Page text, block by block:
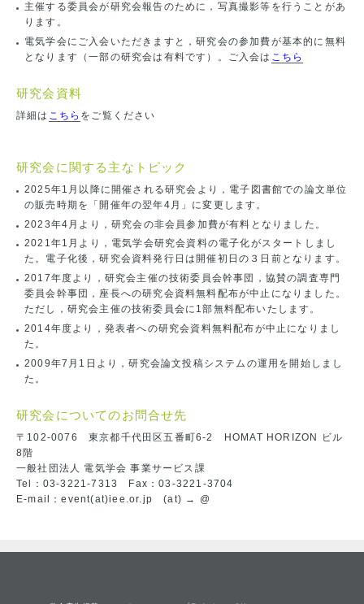
主催する委員会が研究会報告のために，写真撮影等を行うことがあ
ります。
電気学会にご入会いただきますと，研究会の参加費が基本的に無料
となります（一部の研究会は有料です）。ご入会は こちら
研究会資料
詳細は こちら をご覧ください
研究会に関する主なトピック
2025年1月以降に開催される研究会より，電子図書館での論文単位
の販売時期を「開催年の翌年4月」に変更します。
2023年4月より，研究会の非会員参加費が有料となりました。
2021年1月より，電気学会研究会資料の電子化がスタートしまし
た。電子化後，研究会資料発行日は開催初日の３日前となります。
2017年度より，研究会主催の技術委員会幹事団，協賛の調査専門
委員会幹事団，座長への研究会資料無料配布が中止になりました。
ただし，研究会主催の技術委員会に1部無料配布いたします。
2014年度より，発表者への研究会資料無料配布が中止になりまし
た。
2009年7月1日より，研究会論文投稿システムの運用を開始しまし
た。
研究会についてのお問合せ先
〒102-0076 東京都千代田区五番町6-2 HOMAT HORIZON ビル
8階
一般社団法人 電気学会 事業サービス課
Tel：03-3221-7313 Fax：03-3221-3704
E-mail：event(at)iee.or.jp (at) → @